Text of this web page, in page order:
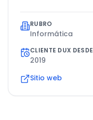
RUBRO
Informática
CLIENTE DUX DESDE
2019
Sitio web